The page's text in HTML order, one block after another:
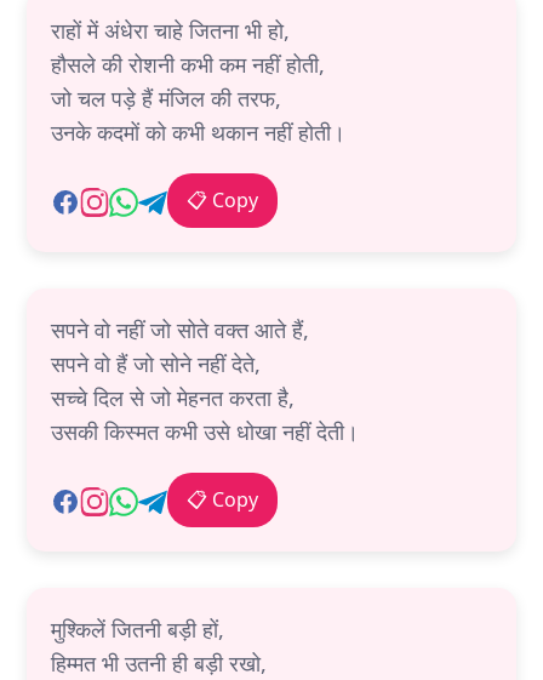
राहों में अंधेरा चाहे जितना भी हो,
हौसले की रोशनी कभी कम नहीं होती,
जो चल पड़े हैं मंजिल की तरफ,
उनके कदमों को कभी थकान नहीं होती।
📋 Copy
सपने वो नहीं जो सोते वक्त आते हैं,
सपने वो हैं जो सोने नहीं देते,
सच्चे दिल से जो मेहनत करता है,
उसकी किस्मत कभी उसे धोखा नहीं देती।
📋 Copy
मुश्किलें जितनी बड़ी हों,
हिम्मत भी उतनी ही बड़ी रखो,